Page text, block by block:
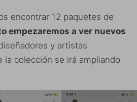
encontrar 12 paquetes de
empezaremos a ver nuevos
y artistas
la colección se irá ampliando